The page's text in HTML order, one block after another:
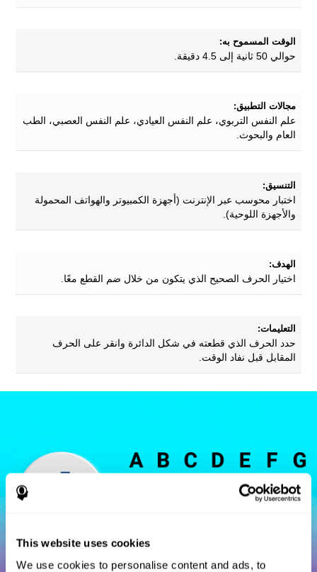
This website uses cookies
We use cookies to personalise content and ads, to
الوقت المسموح به:
حوالي 50 ثانية إلى 4.5 دقيقة.
مجالات التطبيق:
علم النفس التربوي، علم النفس العيادي، علم النفس العصبي، الطب
العام والبحوث.
التنسيق:
اختبار محوسب عبر الإنترنت (أجهزة الكمبيوتر والهواتف المحمولة
والأجهزة اللوحية).
الهدف:
اختيار الحرف الصحيح الذي يتكون من خلال ضم القطع معًا.
التعليمات:
حدد الحرف الذي قطعته في شكل الدائرة وانقر على الحرف
المقابل قبل نفاد الوقت.